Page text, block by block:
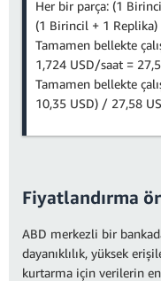
Her bir parça: (1
(1 Birincil + 1
Tamamen bellekte
1,724 USD/saat =
Tamamen bellekte
10,35 USD) / 27,58
Fiyatlandırma
ABD merkezli bir
dayanıklılık, yüksek
kurtarma için verilerin